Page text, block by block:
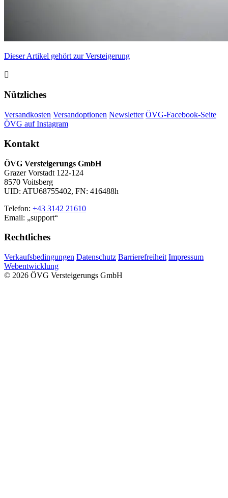
Dieser Artikel gehört zur Versteigerung

Nützliches
Versandkosten Versandoptionen Newsletter ÖVG-Facebook-Seite
ÖVG auf Instagram
Kontakt
ÖVG Versteigerungs GmbH
Grazer Vorstadt 122-124
8570 Voitsberg
UID: ATU68755402, FN: 416488h
Telefon: +43 3142 21610
Email:
support
Rechtliches
Verkaufsbedingungen Datenschutz Barrierefreiheit Impressum
Webentwicklung
© 2026 ÖVG Versteigerungs GmbH